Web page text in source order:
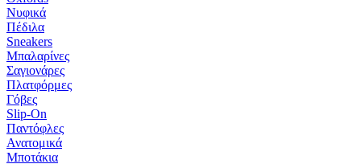
Νυφικά
Πέδιλα
Sneakers
Μπαλαρίνες
Σαγιονάρες
Πλατφόρμες
Γόβες
Slip-On
Παντόφλες
Ανατομικά
Μποτάκια